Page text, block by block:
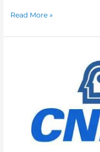
Read More »
pesquisa